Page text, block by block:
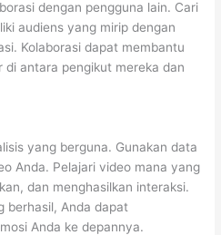
dengan pengguna lain. Cari
audiens yang mirip dengan
Kolaborasi dapat membantu
di antara pengikut mereka dan
yang berguna. Gunakan data
Anda. Pelajari video mana yang
dan menghasilkan interaksi.
berhasil, Anda dapat
Anda ke depannya.